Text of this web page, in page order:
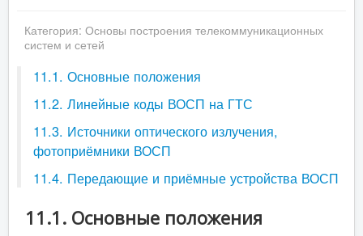
Категория: Основы построения телекоммуникационных
систем и сетей
11.1. Основные положения
11.2. Линейные коды ВОСП на ГТС
11.3. Источники оптического излучения,
фотоприёмники ВОСП
11.4. Передающие и приёмные устройства ВОСП
11.1. Основные положения